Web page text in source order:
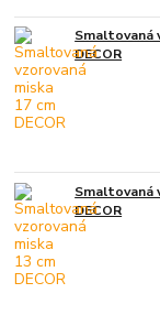
Smaltovaná
DECOR
Smaltovaná
DECOR